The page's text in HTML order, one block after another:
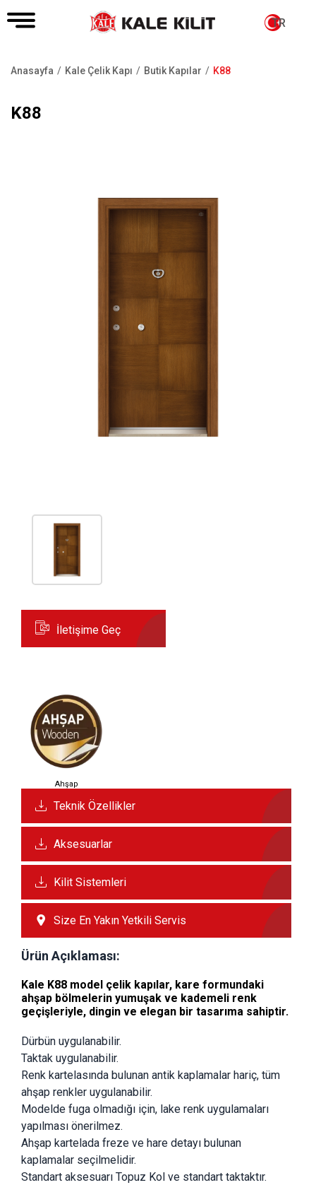
TR
yolu
Anasayfa Kale Çelik Kapı Butik Kapılar K88
K88
İletişime Geç
Ahşap
Teknik Özellikler
Aksesuarlar
Kilit Sistemleri
Size En Yakın Yetkili Servis
Ürün Açıklaması:
Kale K88 model çelik kapılar, kare formundaki
ahşap bölmelerin yumuşak ve kademeli renk
geçişleriyle, dingin ve elegan bir tasarıma sahiptir.
Dürbün uygulanabilir.
Taktak uygulanabilir.
Renk kartelasında bulunan antik kaplamalar hariç, tüm
ahşap renkler uygulanabilir.
Modelde fuga olmadığı için, lake renk uygulamaları
yapılması önerilmez.
Ahşap kartelada freze ve hare detayı bulunan
kaplamalar seçilmelidir.
Standart aksesuarı Topuz Kol ve standart taktaktır.